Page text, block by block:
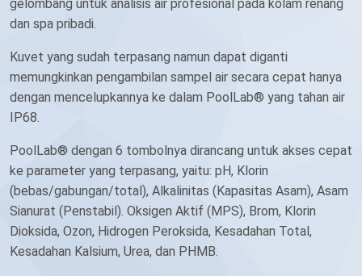
gelombang untuk analisis air profesional pada kolam renang
dan spa pribadi.
Kuvet yang sudah terpasang namun dapat diganti
memungkinkan pengambilan sampel air secara cepat hanya
dengan mencelupkannya ke dalam PoolLab® yang tahan air
IP68.
PoolLab® dengan 6 tombolnya dirancang untuk akses cepat
ke parameter yang terpasang, yaitu: pH, Klorin
(bebas/gabungan/total), Alkalinitas (Kapasitas Asam), Asam
Sianurat (Penstabil). Oksigen Aktif (MPS), Brom, Klorin
Dioksida, Ozon, Hidrogen Peroksida, Kesadahan Total,
Kesadahan Kalsium, Urea, dan PHMB.